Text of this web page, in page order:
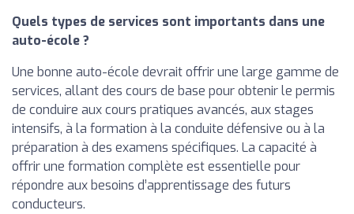
Quels types de services sont importants dans une
auto-école ?
Une bonne auto-école devrait offrir une large gamme de
services, allant des cours de base pour obtenir le permis
de conduire aux cours pratiques avancés, aux stages
intensifs, à la formation à la conduite défensive ou à la
préparation à des examens spécifiques. La capacité à
offrir une formation complète est essentielle pour
répondre aux besoins d’apprentissage des futurs
conducteurs.